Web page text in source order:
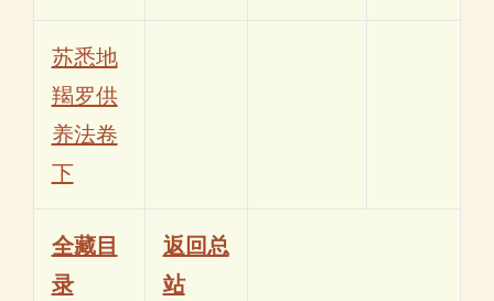
苏悉地
羯罗供
养法卷
下
全藏目
录
返回总
站